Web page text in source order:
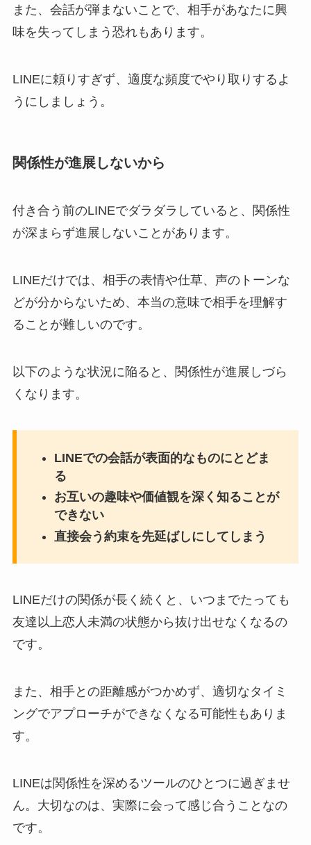
また、会話が弾まないことで、相手があなたに興
味を失ってしまう恐れもあります。
LINEに頼りすぎず、適度な頻度でやり取りするよ
うにしましょう。
関係性が進展しないから
付き合う前のLINEでダラダラしていると、関係性
が深まらず進展しないことがあります。
LINEだけでは、相手の表情や仕草、声のトーンな
どが分からないため、本当の意味で相手を理解す
ることが難しいのです。
以下のような状況に陥ると、関係性が進展しづら
くなります。
LINEでの会話が表面的なものにとどま
る
お互いの趣味や価値観を深く知ることが
できない
直接会う約束を先延ばしにしてしまう
LINEだけの関係が長く続くと、いつまでたっても
友達以上恋人未満の状態から抜け出せなくなるの
です。
また、相手との距離感がつかめず、適切なタイミ
ングでアプローチができなくなる可能性もありま
す。
LINEは関係性を深めるツールのひとつに過ぎませ
ん。大切なのは、実際に会って感じ合うことなの
です。